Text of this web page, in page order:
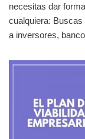
necesitas dar
cualquiera:
a inversores,